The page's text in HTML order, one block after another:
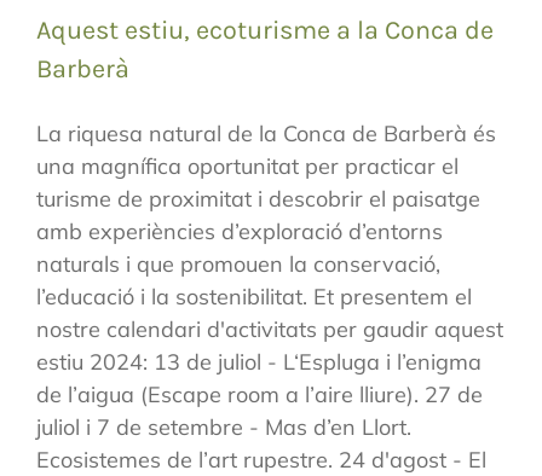
Aquest estiu, ecoturisme a la Conca de
Barberà
La riquesa natural de la Conca de Barberà és
una magnífica oportunitat per practicar el
turisme de proximitat i descobrir el paisatge
amb experiències d’exploració d’entorns
naturals i que promouen la conservació,
l’educació i la sostenibilitat. Et presentem el
nostre calendari d'activitats per gaudir aquest
estiu 2024: 13 de juliol - L‘Espluga i l’enigma
de l’aigua (Escape room a l’aire lliure). 27 de
juliol i 7 de setembre - Mas d’en Llort.
Ecosistemes de l’art rupestre. 24 d'agost - El